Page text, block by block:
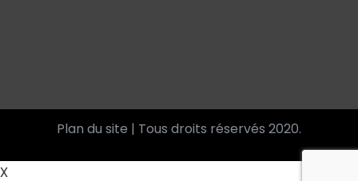
Plan du site | Tous droits réservés 2020.
X